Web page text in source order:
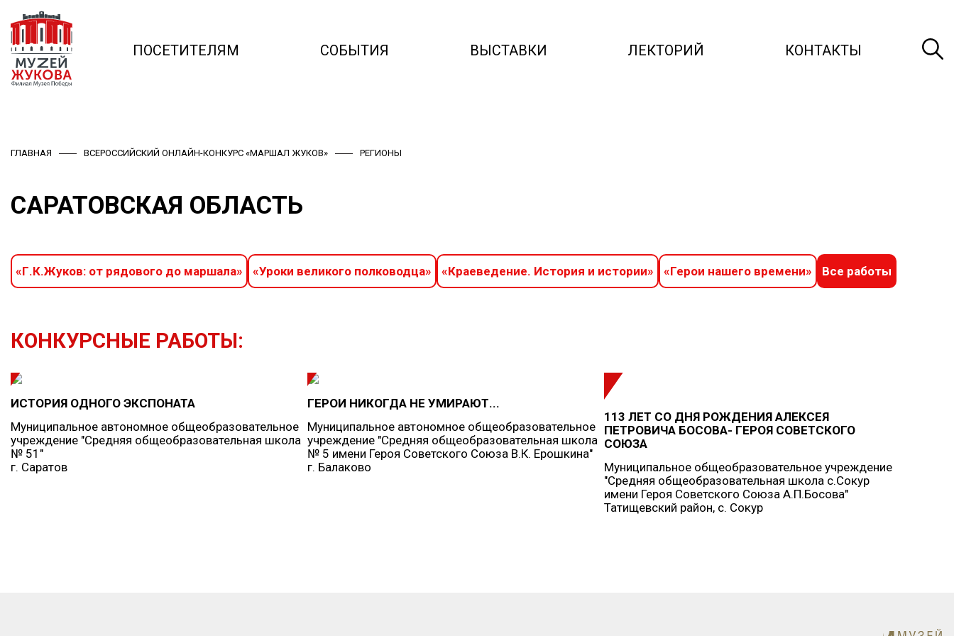
ПОСЕТИТЕЛЯМ СОБЫТИЯ ВЫСТАВКИ ЛЕКТОРИЙ КОНТАКТЫ
ГЛАВНАЯ ВСЕРОССИЙСКИЙ ОНЛАЙН-КОНКУРС «МАРШАЛ ЖУКОВ» РЕГИОНЫ
САРАТОВСКАЯ ОБЛАСТЬ
«Г.К.Жуков: от рядового до маршала» «Уроки великого полководца» «Краеведение. История и истории» «Герои нашего времени» Все работы
КОНКУРСНЫЕ РАБОТЫ:
ИСТОРИЯ ОДНОГО ЭКСПОНАТА
Муниципальное автономное общеобразовательное
учреждение "Средняя общеобразовательная школа
№ 51"
г. Саратов
ГЕРОИ НИКОГДА НЕ УМИРАЮТ...
Муниципальное автономное общеобразовательное
учреждение "Средняя общеобразовательная школа
№ 5 имени Героя Советского Союза В.К. Ерошкина"
г. Балаково
113 ЛЕТ СО ДНЯ РОЖДЕНИЯ АЛЕКСЕЯ
ПЕТРОВИЧА БОСОВА- ГЕРОЯ СОВЕТСКОГО
СОЮЗА
Муниципальное общеобразовательное учреждение
"Средняя общеобразовательная школа с.Сокур
имени Героя Советского Союза А.П.Босова"
Татищевский район, с. Сокур